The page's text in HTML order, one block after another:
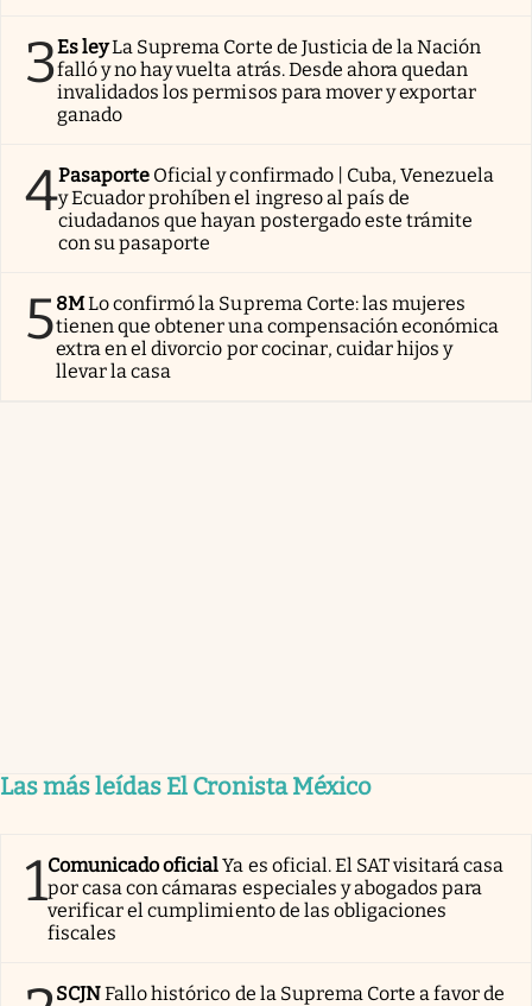
3Es leyLa Suprema Corte de Justicia de la Nación
falló y no hay vuelta atrás. Desde ahora quedan
invalidados los permisos para mover y exportar
ganado
4Pasaporte Oficial y confirmado | Cuba, Venezuela
y Ecuador prohíben el ingreso al país de
ciudadanos que hayan postergado este trámite
con su pasaporte
58MLo confirmó la Suprema Corte: las mujeres
tienen que obtener una compensación económica
extra en el divorcio por cocinar, cuidar hijos y
llevar la casa
Las más leídas El Cronista México
1Comunicado oficialYa es oficial. El SAT visitará casa
por casa con cámaras especiales y abogados para
verificar el cumplimiento de las obligaciones
fiscales
SCJNFallo histórico de la Suprema Corte a favor de